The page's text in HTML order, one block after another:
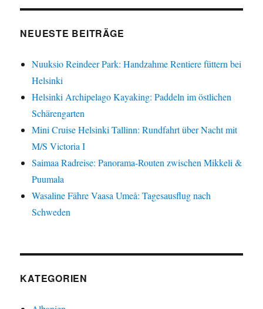
Finnland
Pellinki
NEUESTE BEITRÄGE
Nuuksio Reindeer Park: Handzahme Rentiere füttern bei
Helsinki
Helsinki Archipelago Kayaking: Paddeln im östlichen
Schärengarten
Mini Cruise Helsinki Tallinn: Rundfahrt über Nacht mit
M/S Victoria I
Saimaa Radreise: Panorama-Routen zwischen Mikkeli &
Puumala
Wasaline Fähre Vaasa Umeå: Tagesausflug nach
Schweden
KATEGORIEN